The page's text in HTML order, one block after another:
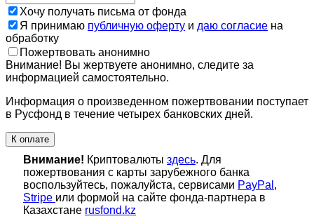
Хочу получать письма от фонда
Я принимаю публичную оферту и даю согласие на
обработку
Пожертвовать анонимно
Внимание! Вы жертвуете анонимно, следите за
информацией самостоятельно.
Информация о произведенном пожертвовании поступает
в Русфонд в течение четырех банковских дней.
К оплате
Внимание! Криптовалюты здесь. Для
пожертвования с карты зарубежного банка
воспользуйтесь, пожалуйста, сервисами PayPal ,
Stripe или формой на сайте фонда-партнера в
Казахстане rusfond.kz